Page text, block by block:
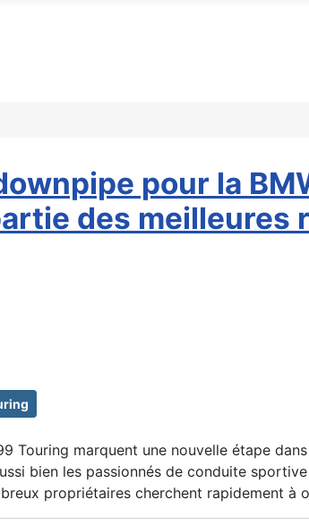
pour la
des meilleures
Touring marquent une nouvelle étape
bien les passionnés de conduite
propriétaires cherchent rapidement à